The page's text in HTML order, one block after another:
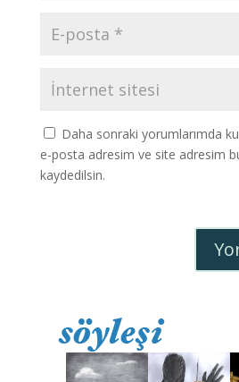
Daha sonraki yorumlarımda
e-posta adresim ve site adresim
kaydedilsin.